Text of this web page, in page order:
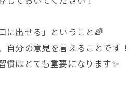
に出せる」ということ🌈
自分の意見を言えることです！
慣はとても重要になります✨